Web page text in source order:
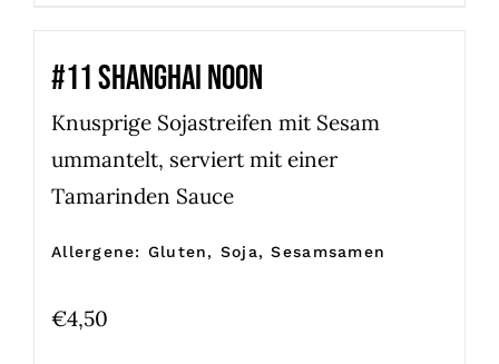
#11 SHANGHAI NOON
Knusprige Sojastreifen mit Sesam
ummantelt, serviert mit einer
Tamarinden Sauce
Allergene: Gluten, Soja, Sesamsamen
€4,50